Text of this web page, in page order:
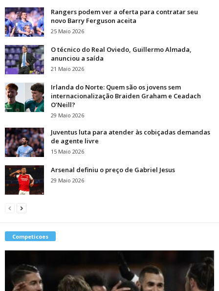
Rangers podem ver a oferta para contratar seu
novo Barry Ferguson aceita
25 Maio 2026
O técnico do Real Oviedo, Guillermo Almada,
anunciou a saída
21 Maio 2026
Irlanda do Norte: Quem são os jovens sem
internacionalização Braiden Graham e Ceadach
O’Neill?
29 Maio 2026
Juventus luta para atender às cobiçadas demandas
de agente livre
15 Maio 2026
Arsenal definiu o preço de Gabriel Jesus
29 Maio 2026
Competicoes